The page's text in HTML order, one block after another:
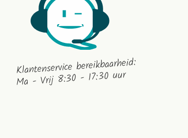
Klantenservice bereikbaarheid:
Ma - Vrij 8:30 - 17:30 uur